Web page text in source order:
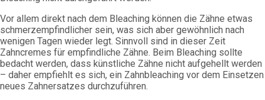
Vor allem direkt nach dem Bleaching können die Zähne etwas
schmerzempfindlicher sein, was sich aber gewöhnlich nach
wenigen Tagen wieder legt. Sinnvoll sind in dieser Zeit
Zahncremes für empfindliche Zähne. Beim Bleaching sollte
bedacht werden, dass künstliche Zähne nicht aufgehellt werden
– daher empfiehlt es sich, ein Zahnbleaching vor dem Einsetzen
neues Zahnersatzes durchzuführen.